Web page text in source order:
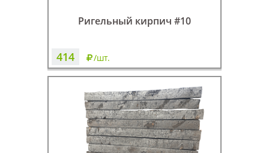
Ригельный кирпич #10
414 /шт.